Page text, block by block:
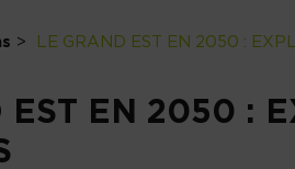
LE GRAND EST EN 2050 :
EST EN 2050 :